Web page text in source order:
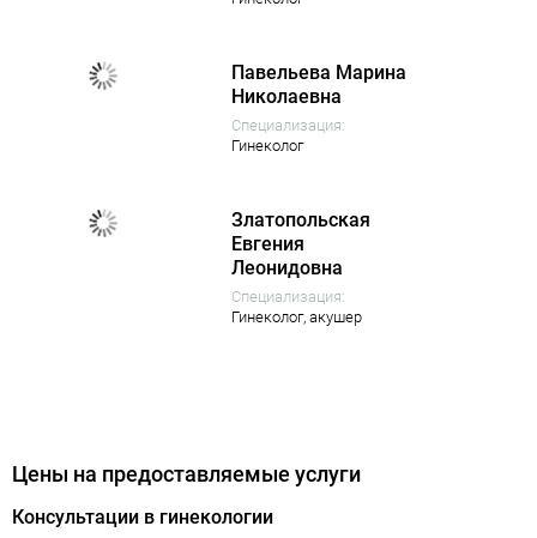
Павельева Марина
Николаевна
Специализация:
Гинеколог
Златопольская
Евгения
Леонидовна
Специализация:
Гинеколог, акушер
Цены на предоставляемые услуги
Консультации в гинекологии